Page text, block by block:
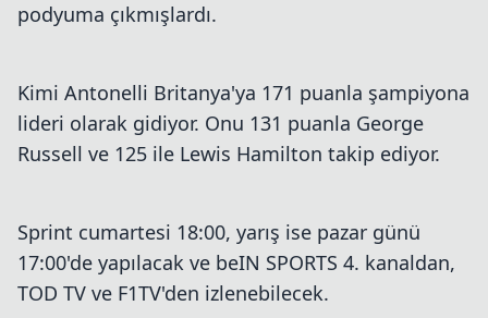
podyuma çıkmışlardı.
Kimi Antonelli Britanya'ya 171 puanla şampiyona
lideri olarak gidiyor. Onu 131 puanla George
Russell ve 125 ile Lewis Hamilton takip ediyor.
Sprint cumartesi 18:00, yarış ise pazar günü
17:00'de yapılacak ve beIN SPORTS 4. kanaldan,
TOD TV ve F1TV'den izlenebilecek.